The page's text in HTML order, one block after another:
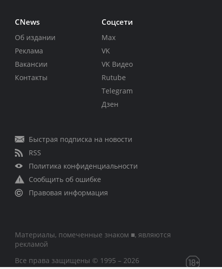
CNews
Об издании
Реклама
Вакансии
Контакты
Соцсети
Max
VK
VK Видео
Rutube
Telegram
Дзен
Быстрая подписка на новости
RSS
Политика конфиденциальности
Сообщить об ошибке
Правовая информация
Материалы, помеченные знаком ■, являются
рекламой
Все права защищены © 1995 – 2026